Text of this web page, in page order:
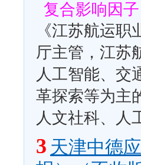
复合影响因
《江苏航运
厅主管，江苏
人工智能、交
革探索等为主
人文社科、人
3 天津中德